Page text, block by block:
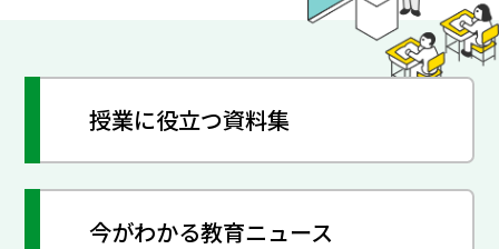
授業に役立つ資料集
今がわかる教育ニュース